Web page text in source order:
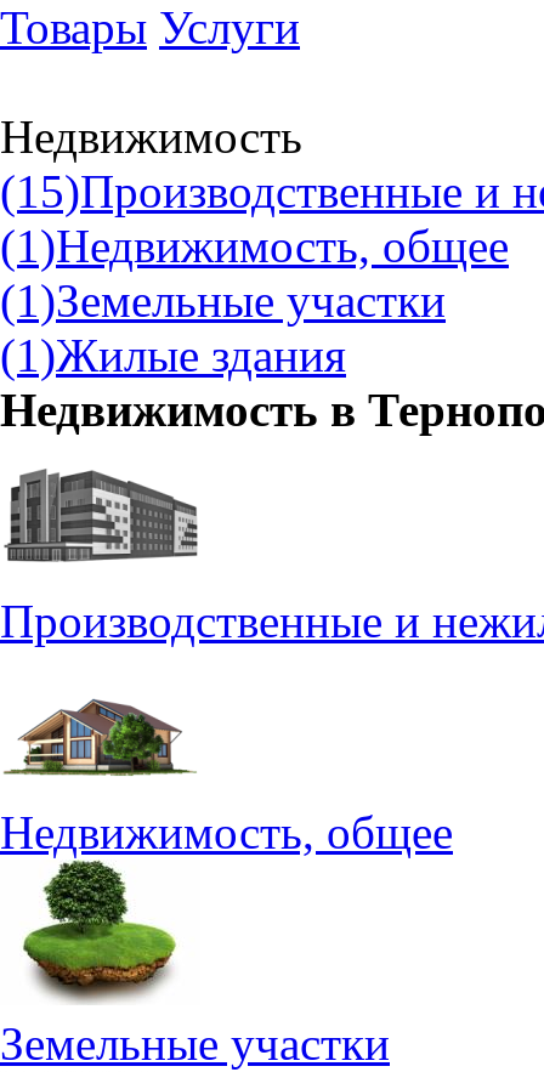
Товары Услуги
Недвижимость
(15)Производственные и
(1)Недвижимость, общее
(1)Земельные участки
(1)Жилые здания
Недвижимость в
Производственные и
Недвижимость, общее
Земельные участки